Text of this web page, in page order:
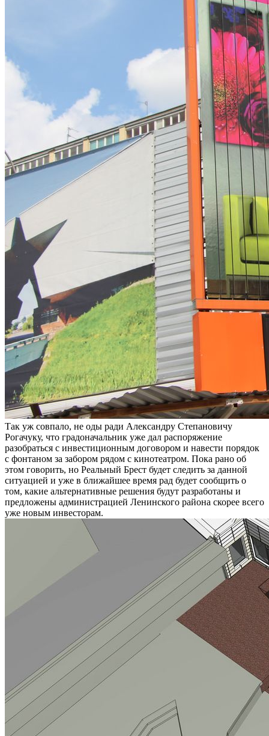
Так уж совпало, не оды ради Александру Степановичу
Рогачуку, что градоначальник уже дал распоряжение
разобраться с инвестиционным договором и навести порядок
с фонтаном за забором рядом с кинотеатром. Пока рано об
этом говорить, но Реальный Брест будет следить за данной
ситуацией и уже в ближайшее время рад будет сообщить о
том, какие альтернативные решения будут разработаны и
предложены администрацией Ленинского района скорее всего
уже новым инвесторам.